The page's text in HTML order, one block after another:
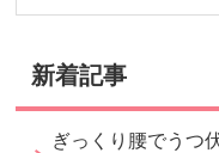
新着記事
ぎっくり腰でうつ